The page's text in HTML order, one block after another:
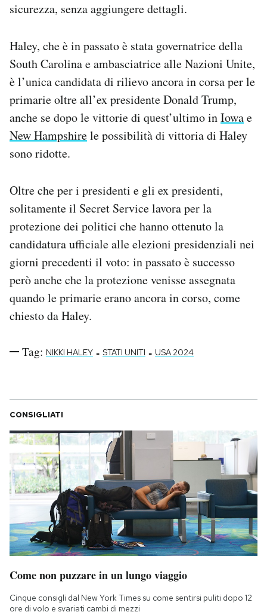
sicurezza, senza aggiungere dettagli.
Haley, che è in passato è stata governatrice della
South Carolina e ambasciatrice alle Nazioni Unite,
è l’unica candidata di rilievo ancora in corsa per le
primarie oltre all’ex presidente Donald Trump,
anche se dopo le vittorie di quest’ultimo inIowae
New Hampshirele possibilità di vittoria di Haley
sono ridotte.
Oltre che per i presidenti e gli ex presidenti,
solitamente il Secret Service lavora per la
protezione dei politici che hanno ottenuto la
candidatura ufficiale alle elezioni presidenziali nei
giorni precedenti il voto: in passato è successo
però anche che la protezione venisse assegnata
quando le primarie erano ancora in corso, come
chiesto da Haley.
Tag: NIKKI HALEY - STATI UNITI - USA 2024
CONSIGLIATI
Come non puzzare in un lungo viaggio
Cinque consigli dal New York Times su come sentirsi puliti dopo 12
ore di volo e svariati cambi di mezzi